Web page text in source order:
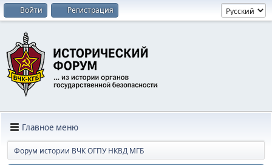
Войти Регистрация
Главное меню
Форум истории ВЧК ОГПУ НКВД МГБ